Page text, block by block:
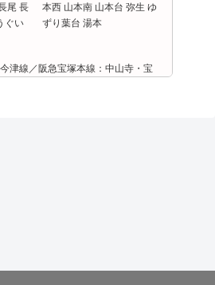
尾 長
ぐい
生 ゆ
ずり葉台 湯本
津線／阪急宝塚本線：中山寺・宝